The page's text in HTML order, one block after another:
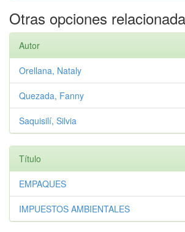
Otras opciones
Autor
Orellana, Nataly
Quezada, Fanny
Saquisilí, Silvia
Título
EMPAQUES
IMPUESTOS AMBIENTALES